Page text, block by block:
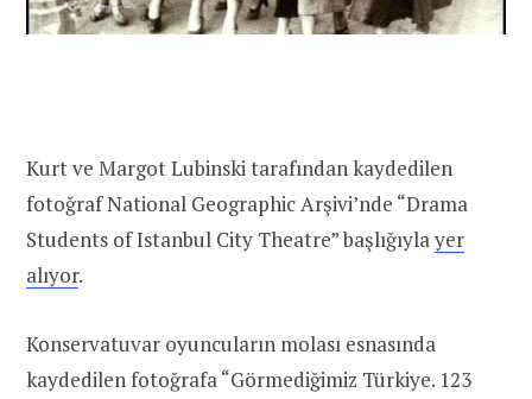
Kurt ve Margot Lubinski tarafından kaydedilen
fotoğraf National Geographic Arşivi’nde “Drama
Students of Istanbul City Theatre” başlığıylayer
alıyor.
Konservatuvar oyuncuların molası esnasında
kaydedilen fotoğrafa “Görmediğimiz Türkiye. 123